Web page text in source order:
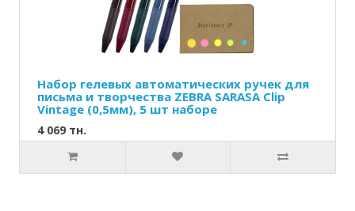
Набор гелевых автоматических ручек для
письма и творчества ZEBRA SARASA Clip
Vintage (0,5мм), 5 шт наборе
4 069 тн.